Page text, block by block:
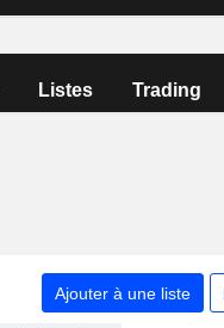
Listes Trading
Ajouter à une liste